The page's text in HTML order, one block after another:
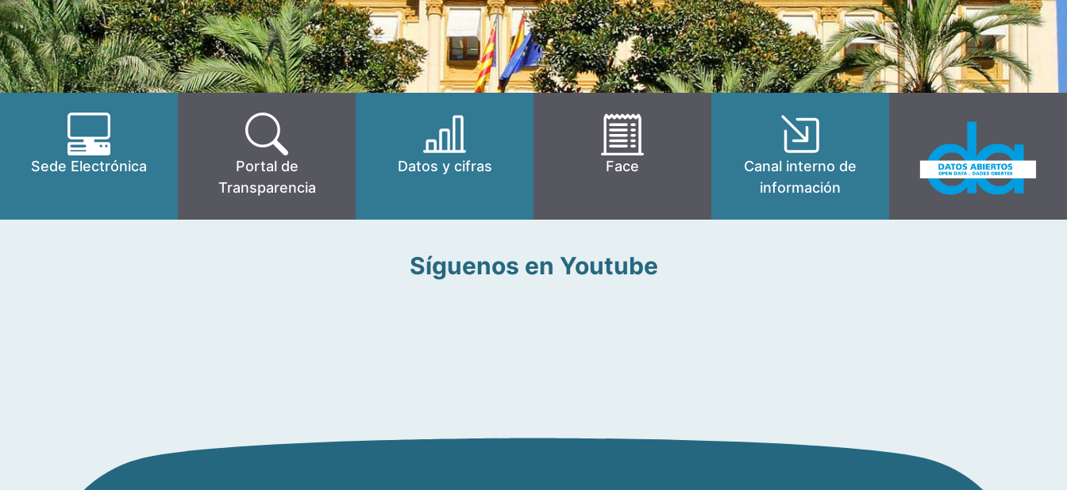
Sede Electrónica
Portal de
Transparencia
Datos y cifras Face
Canal interno de
información
Síguenos en Youtube